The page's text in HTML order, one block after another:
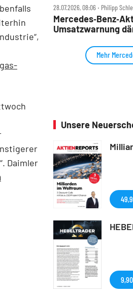
Daimler
28.07.2026, 08:06 ‧ Philipp
Umsatzwarnung
Mehr
Unsere